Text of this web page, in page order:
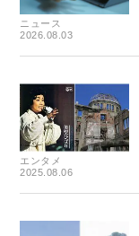
ニュース
2026.08.03
エンタメ
2025.08.06